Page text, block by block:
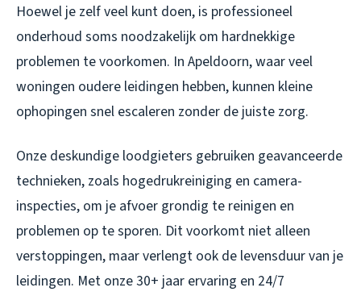
Hoewel je zelf veel kunt doen, is professioneel
onderhoud soms noodzakelijk om hardnekkige
problemen te voorkomen. In Apeldoorn, waar veel
woningen oudere leidingen hebben, kunnen kleine
ophopingen snel escaleren zonder de juiste zorg.
Onze deskundige loodgieters gebruiken geavanceerde
technieken, zoals hogedrukreiniging en camera-
inspecties, om je afvoer grondig te reinigen en
problemen op te sporen. Dit voorkomt niet alleen
verstoppingen, maar verlengt ook de levensduur van je
leidingen. Met onze 30+ jaar ervaring en 24/7